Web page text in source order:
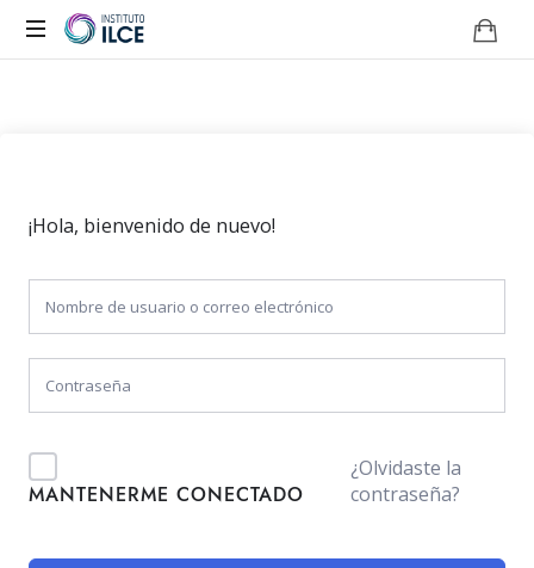
¡Hola, bienvenido de nuevo!
MANTENERME CONECTADO
¿Olvidaste la
contraseña?